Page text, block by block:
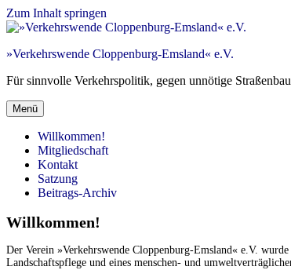
Zum Inhalt springen
»Verkehrswende Cloppenburg-Emsland« e.V.
Für sinnvolle Verkehrspolitik, gegen unnötige
Menü
Willkommen!
Mitgliedschaft
Kontakt
Satzung
Beitrags-Archiv
Willkommen!
Der Verein »Verkehrswende Cloppenburg-Emsland« e.V.
Landschaftspflege und eines menschen- und